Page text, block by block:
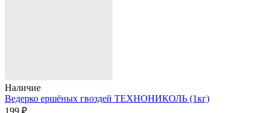
Наличие
Ведерко ершёных гвоздей ТЕХНОНИКОЛЬ (1кг)
199 ₽